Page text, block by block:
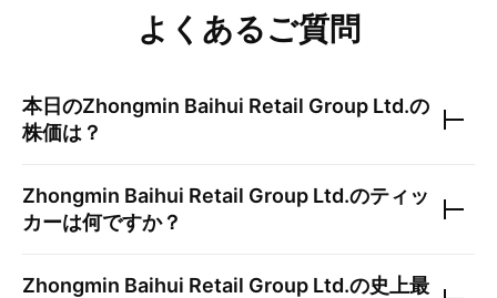
よくあるご質問
本日のZhongmin Baihui Retail Group Ltd.の
株価は？
Zhongmin Baihui Retail Group Ltd.のティッ
カーは何ですか？
Zhongmin Baihui Retail Group Ltd.の史上最